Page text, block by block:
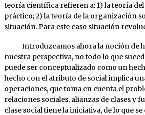
teoría científica refieren a: 1) la teoría
práctico; 2) la teoría de la organización
situación. Para este caso situación
Introduzcamos ahora la noción de
nuestra perspectiva, no todo lo que
puede ser conceptualizado como un
hecho con el atributo de social implica
operaciones, que toma en cuenta el
relaciones sociales, alianzas de clases y
clase social tiene la iniciativa, de lo que